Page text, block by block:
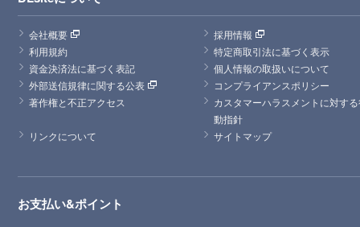
会社概要
採用情報
利用規約
特定商取引法に基づく表示
資金決済法に基づく表記
個人情報の取扱いについて
外部送信規律に関する公表
コンプライアンスポリシー
著作権と不正アクセス
カスタマーハラスメントに対す
動指針
リンクについて
サイトマップ
お支払い&ポイント